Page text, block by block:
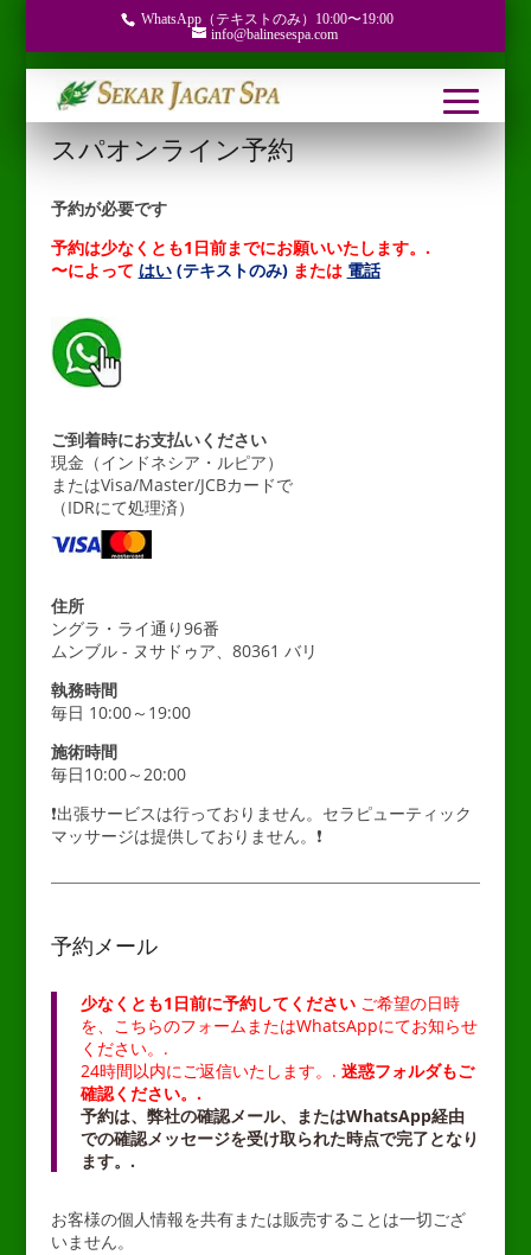
WhatsApp（テキストのみ）10:00〜19:00
info@balinesespa.com
スパオンライン予約
予約が必要です
予約は少なくとも1日前までにお願いいたします。.
〜によって はい(テキストのみ)または 電話
ご到着時にお支払いください
現金（インドネシア・ルピア）
またはVisa/Master/JCBカードで
（IDRにて処理済）
住所
ングラ・ライ通り96番
ムンブル - ヌサドゥア、80361 バリ
執務時間
毎日 10:00～19:00
施術時間
毎日10:00～20:00
❗出張サービスは行っておりません。セラピューティック
マッサージは提供しておりません。❗
予約メール
少なくとも1日前に予約してくださいご希望の日時
を、こちらのフォームまたはWhatsAppにてお知らせ
ください。.
24時間以内にご返信いたします。. 迷惑フォルダもご
確認ください。.
予約は、弊社の確認メール、またはWhatsApp経由
での確認メッセージを受け取られた時点で完了となり
ます。.
お客様の個人情報を共有または販売することは一切ござ
いません。